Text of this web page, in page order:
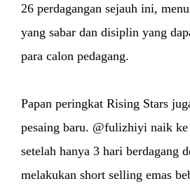
26 perdagangan sejauh ini,
yang sabar dan disiplin yang
para calon pedagang.
Papan peringkat Rising Stars
pesaing baru. @fulizhiyi naik ke
setelah hanya 3 hari berdagang
melakukan short selling emas